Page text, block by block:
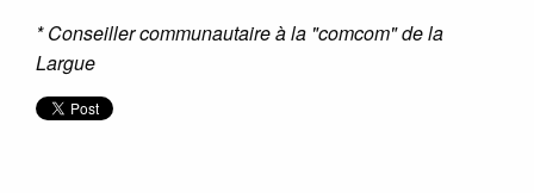
* Conseiller communautaire à la "comcom" de la
Largue